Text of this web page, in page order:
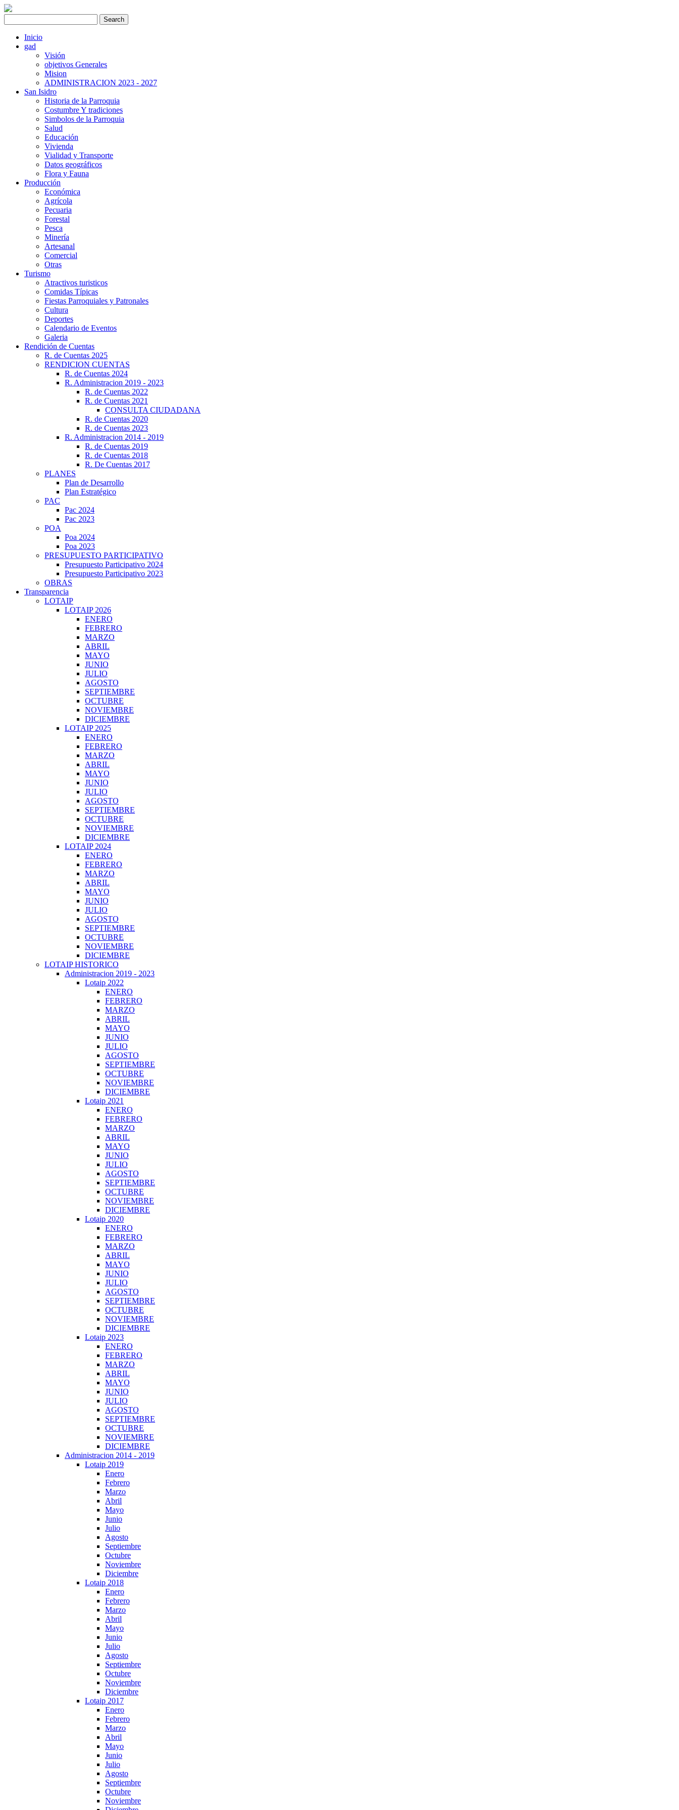
Inicio
gad
Visión
objetivos Generales
Mision
ADMINISTRACION 2023 - 2027
San Isidro
Historia de la Parroquia
Costumbre Y tradiciones
Simbolos de la Parroquia
Salud
Educación
Vivienda
Vialidad y Transporte
Datos geográficos
Flora y Fauna
Producción
Económica
Agrícola
Pecuaria
Forestal
Pesca
Minería
Artesanal
Comercial
Otras
Turismo
Atractivos turisticos
Comidas Típicas
Fiestas Parroquiales y Patronales
Cultura
Deportes
Calendario de Eventos
Galeria
Rendición de Cuentas
R. de Cuentas 2025
RENDICION CUENTAS
R. de Cuentas 2024
R. Administracion 2019 - 2023
R. de Cuentas 2022
R. de Cuentas 2021
CONSULTA CIUDADANA
R. de Cuentas 2020
R. de Cuentas 2023
R. Administracion 2014 - 2019
R. de Cuentas 2019
R. de Cuentas 2018
R. De Cuentas 2017
PLANES
Plan de Desarrollo
Plan Estratégico
PAC
Pac 2024
Pac 2023
POA
Poa 2024
Poa 2023
PRESUPUESTO PARTICIPATIVO
Presupuesto Participativo 2024
Presupuesto Participativo 2023
OBRAS
Transparencia
LOTAIP
LOTAIP 2026
ENERO
FEBRERO
MARZO
ABRIL
MAYO
JUNIO
JULIO
AGOSTO
SEPTIEMBRE
OCTUBRE
NOVIEMBRE
DICIEMBRE
LOTAIP 2025
ENERO
FEBRERO
MARZO
ABRIL
MAYO
JUNIO
JULIO
AGOSTO
SEPTIEMBRE
OCTUBRE
NOVIEMBRE
DICIEMBRE
LOTAIP 2024
ENERO
FEBRERO
MARZO
ABRIL
MAYO
JUNIO
JULIO
AGOSTO
SEPTIEMBRE
OCTUBRE
NOVIEMBRE
DICIEMBRE
LOTAIP HISTORICO
Administracion 2019 - 2023
Lotaip 2022
ENERO
FEBRERO
MARZO
ABRIL
MAYO
JUNIO
JULIO
AGOSTO
SEPTIEMBRE
OCTUBRE
NOVIEMBRE
DICIEMBRE
Lotaip 2021
ENERO
FEBRERO
MARZO
ABRIL
MAYO
JUNIO
JULIO
AGOSTO
SEPTIEMBRE
OCTUBRE
NOVIEMBRE
DICIEMBRE
Lotaip 2020
ENERO
FEBRERO
MARZO
ABRIL
MAYO
JUNIO
JULIO
AGOSTO
SEPTIEMBRE
OCTUBRE
NOVIEMBRE
DICIEMBRE
Lotaip 2023
ENERO
FEBRERO
MARZO
ABRIL
MAYO
JUNIO
JULIO
AGOSTO
SEPTIEMBRE
OCTUBRE
NOVIEMBRE
DICIEMBRE
Administracion 2014 - 2019
Lotaip 2019
Enero
Febrero
Marzo
Abril
Mayo
Junio
Julio
Agosto
Septiembre
Octubre
Noviembre
Diciembre
Lotaip 2018
Enero
Febrero
Marzo
Abril
Mayo
Junio
Julio
Agosto
Septiembre
Octubre
Noviembre
Diciembre
Lotaip 2017
Enero
Febrero
Marzo
Abril
Mayo
Junio
Julio
Agosto
Septiembre
Octubre
Noviembre